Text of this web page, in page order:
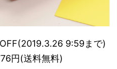
9:59まで)
円(送料無料)